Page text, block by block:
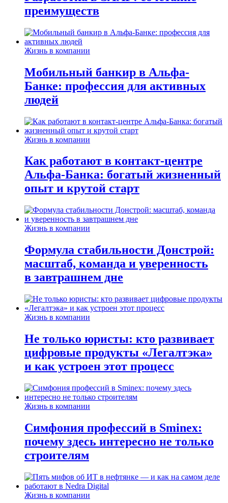
преимуществ
Жизнь в компании
Мобильный банкир в Альфа-
Банке: профессия для активных
людей
Жизнь в компании
Как работают в контакт-центре
Альфа-Банка: богатый жизненный
опыт и крутой старт
Жизнь в компании
Формула стабильности Донстрой:
масштаб, команда и уверенность
в завтрашнем дне
Жизнь в компании
Не только юристы: кто развивает
цифровые продукты «Легалтэка»
и как устроен этот процесс
Жизнь в компании
Симфония профессий в Sminex:
почему здесь интересно не только
строителям
Жизнь в компании